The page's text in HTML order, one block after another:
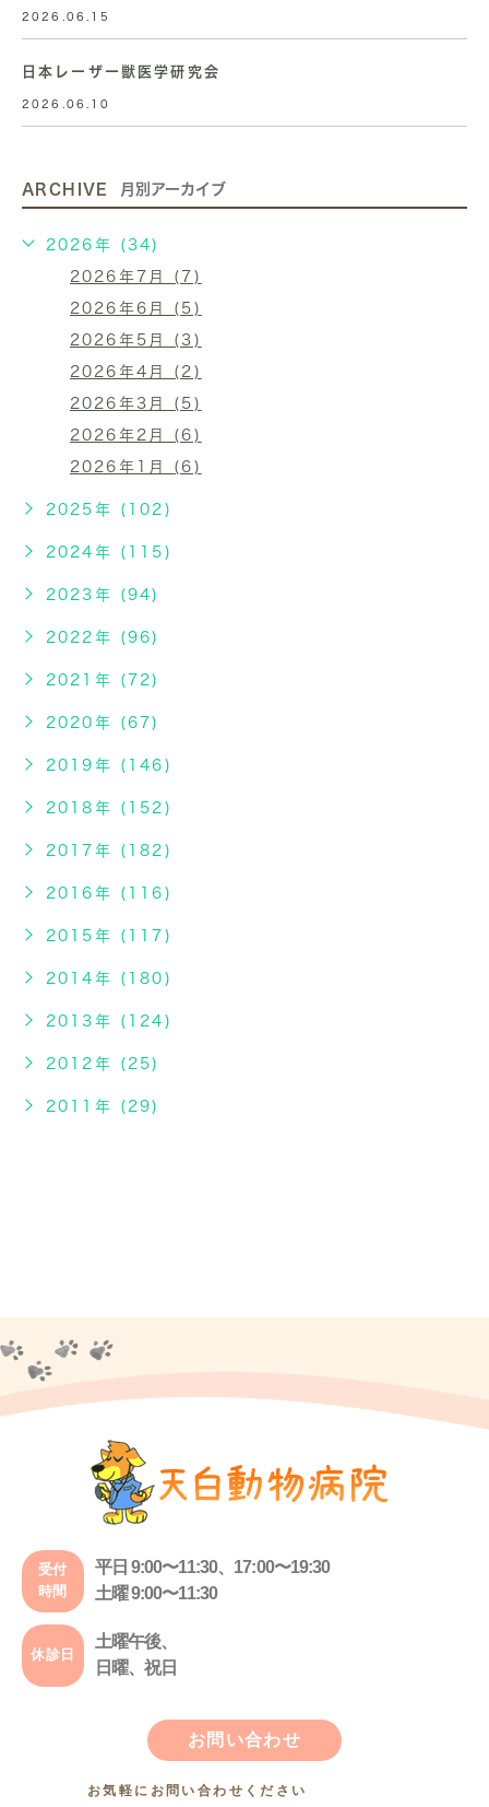
2026.06.15
日本レーザー獣医学研究会
2026.06.10
ARCHIVE 月別アーカイブ
2026年 (34)
2026年7月 (7)
2026年6月 (5)
2026年5月 (3)
2026年4月 (2)
2026年3月 (5)
2026年2月 (6)
2026年1月 (6)
2025年 (102)
2024年 (115)
2023年 (94)
2022年 (96)
2021年 (72)
2020年 (67)
2019年 (146)
2018年 (152)
2017年 (182)
2016年 (116)
2015年 (117)
2014年 (180)
2013年 (124)
2012年 (25)
2011年 (29)
受付
時間
平日 9:00〜11:30、17:00〜19:30
土曜 9:00〜11:30
休診日
土曜午後、
日曜、祝日
お問い合わせ
お気軽にお問い合わせください